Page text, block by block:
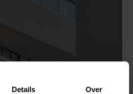
Details Over